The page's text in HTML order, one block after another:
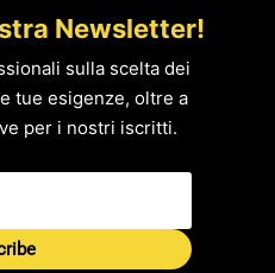
Newsletter!
sulla scelta dei
tue esigenze, oltre a
per i nostri iscritti.